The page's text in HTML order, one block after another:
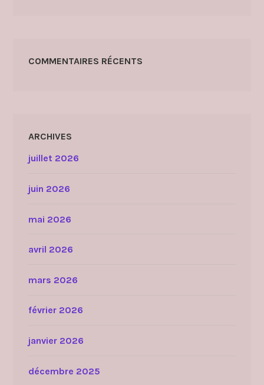
COMMENTAIRES RÉCENTS
ARCHIVES
juillet 2026
juin 2026
mai 2026
avril 2026
mars 2026
février 2026
janvier 2026
décembre 2025